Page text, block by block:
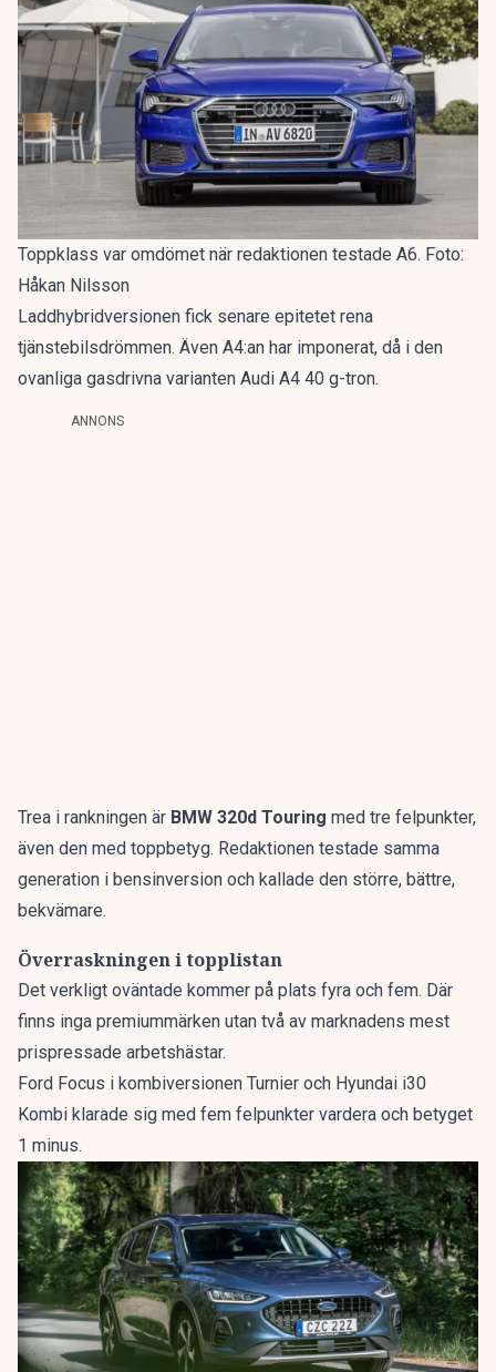
Toppklass var omdömet när redaktionen testade A6. Foto:
Håkan Nilsson
Laddhybridversionen fick senare epitetet rena
tjänstebilsdrömmen. Även A4:an har imponerat, då i den
ovanliga gasdrivna varianten Audi A4 40 g-tron.
ANNONS
Trea i rankningen är BMW 320d Touring med tre felpunkter,
även den med toppbetyg. Redaktionen testade samma
generation i bensinversion och kallade den större, bättre,
bekvämare.
Överraskningen i topplistan
Det verkligt oväntade kommer på plats fyra och fem. Där
finns inga premiummärken utan två av marknadens mest
prispressade arbetshästar.
Ford Focus i kombiversionen Turnier och Hyundai i30
Kombi klarade sig med fem felpunkter vardera och betyget
1 minus.